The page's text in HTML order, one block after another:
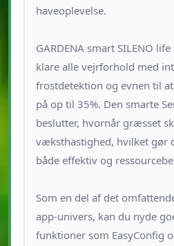
haveoplevelse.
GARDENA smart SILENO
klare alle vejrforhold med
frostdetektion og evnen til
på op til 35%. Den smarte
beslutter, hvornår græsset
væksthastighed, hvilket gør
både effektiv og
Som en del af det
app-univers, kan du nyde
funktioner som EasyConfig